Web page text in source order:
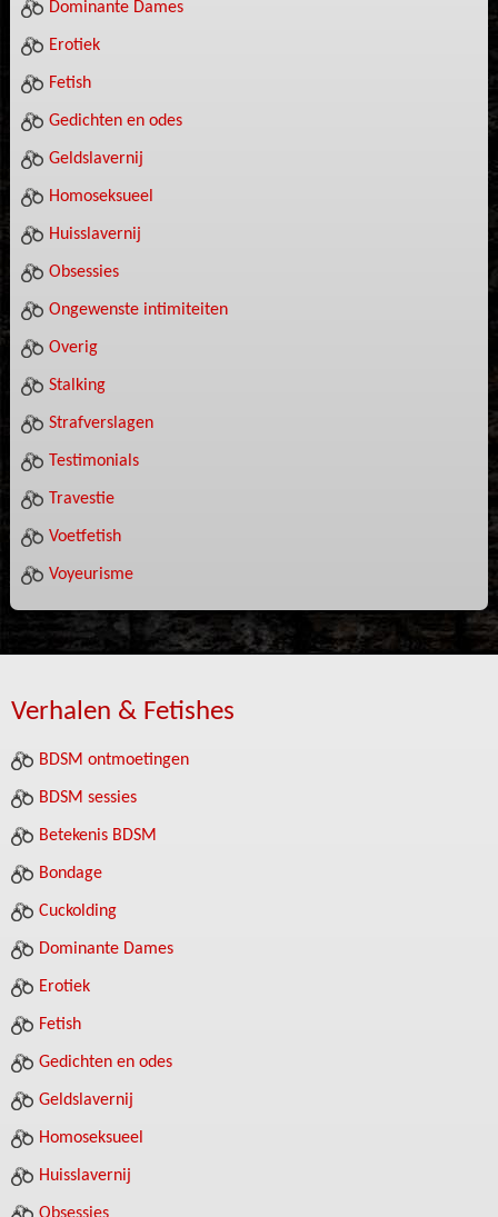
Dominante Dames
Erotiek
Fetish
Gedichten en odes
Geldslavernij
Homoseksueel
Huisslavernij
Obsessies
Ongewenste intimiteiten
Overig
Stalking
Strafverslagen
Testimonials
Travestie
Voetfetish
Voyeurisme
Verhalen & Fetishes
BDSM ontmoetingen
BDSM sessies
Betekenis BDSM
Bondage
Cuckolding
Dominante Dames
Erotiek
Fetish
Gedichten en odes
Geldslavernij
Homoseksueel
Huisslavernij